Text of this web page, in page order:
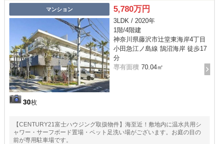
マンション
30枚
5,780万円
3LDK / 2020年
1階/4階建
神奈川県藤沢市辻堂東海岸4丁目
小田急江ノ島線 鵠沼海岸 徒歩17
分
専有面積 70.04㎡
【CENTURY21富士ハウジング取扱物件】海至近！敷地内に温水共用シ
ャワー・サーフボード置場・ペット足洗い場がございます。お庭の目の
前が専用駐車場です。